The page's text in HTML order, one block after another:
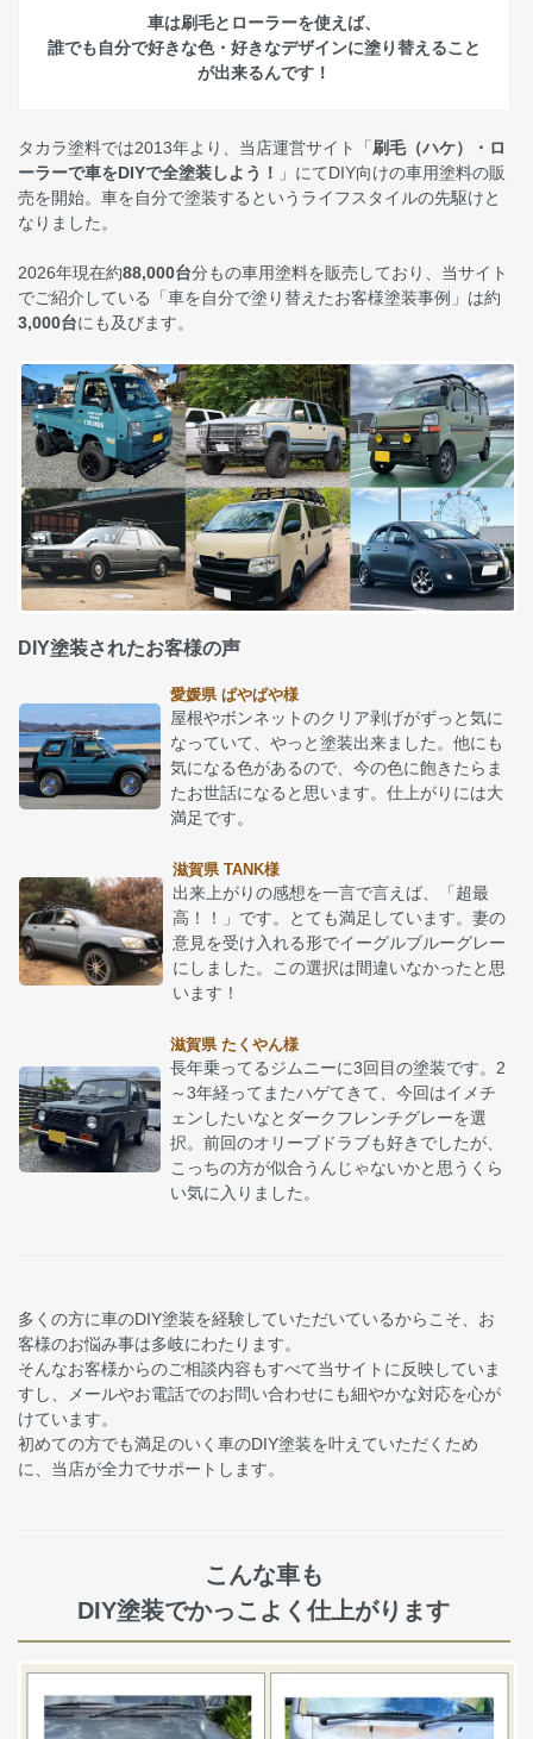
車は刷毛とローラーを使えば、
誰でも自分で好きな色・好きなデザインに塗り替えること
が出来るんです！
タカラ塗料では2013年より、当店運営サイト「 刷毛（ハケ）・ロ
ーラーで車をDIYで全塗装しよう！
」にてDIY向けの車用塗料の販
売を開始。車を自分で塗装するというライフスタイルの先駆けと
なりました。
2026年現在約88,000台分もの車用塗料を販売しており、当サイト
でご紹介している「車を自分で塗り替えたお客様塗装事例」は約
3,000台にも及びます。
DIY塗装されたお客様の声
愛媛県 ぱやぱや様
屋根やボンネットのクリア剥げがずっと気に
なっていて、やっと塗装出来ました。他にも
気になる色があるので、今の色に飽きたらま
たお世話になると思います。仕上がりには大
満足です。
滋賀県 TANK様
出来上がりの感想を一言で言えば、「超最
高！！」です。とても満足しています。妻の
意見を受け入れる形でイーグルブルーグレー
にしました。この選択は間違いなかったと思
います！
滋賀県 たくやん様
長年乗ってるジムニーに3回目の塗装です。2
～3年経ってまたハゲてきて、今回はイメチ
ェンしたいなとダークフレンチグレーを選
択。前回のオリーブドラブも好きでしたが、
こっちの方が似合うんじゃないかと思うくら
い気に入りました。
多くの方に車のDIY塗装を経験していただいているからこそ、お
客様のお悩み事は多岐にわたります。
そんなお客様からのご相談内容もすべて当サイトに反映していま
すし、メールやお電話でのお問い合わせにも細やかな対応を心が
けています。
初めての方でも満足のいく車のDIY塗装を叶えていただくため
に、当店が全力でサポートします。
こんな車も
DIY塗装でかっこよく仕上がります